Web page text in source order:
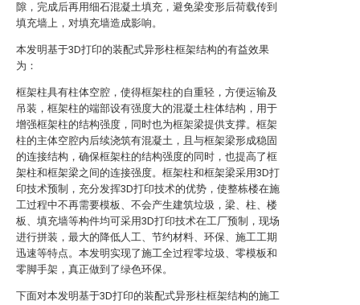
隙，完成后再用细石混凝土填充，避免梁变形后荷载传到
填充墙上，对填充墙造成影响。
本发明基于3D打印的装配式异形柱框架结构的有益效果
为：
框架柱具有柱体空腔，使得框架柱的自重轻，方便运输及
吊装，框架柱的端部设有强度大的混凝土柱体结构，用于
增强框架柱的结构强度，同时也为框架梁提供支撑。框架
柱的主体空腔内后续浇筑有混凝土，且与框架梁形成稳固
的连接结构，确保框架柱的结构强度的同时，也提高了框
架柱和框架梁之间的连接强度。框架柱和框架梁采用3D打
印技术预制，充分发挥3D打印技术的优势，使整栋楼在施
工过程中不再需要模板、不会产生建筑垃圾，梁、柱、楼
板、填充墙等构件均可采用3D打印技术在工厂预制，现场
进行拼装，最大的降低人工、节约材料、环保、施工工期
迅速等特点。本发明实现了施工全过程零垃圾、零模板和
零脚手架，真正做到了绿色环保。
下面对本发明基于3D打印的装配式异形柱框架结构的施工